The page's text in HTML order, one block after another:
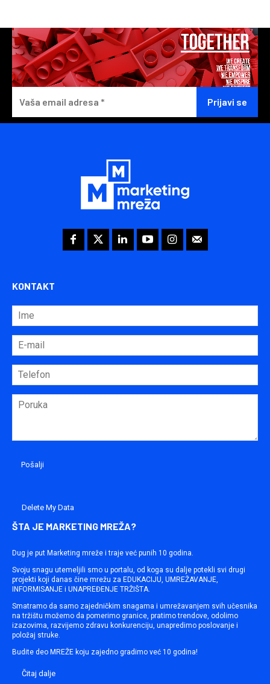
KONTAKT
Delete My Data
ŠTA JE MARKETING MREŽA?
Dug je put Marketing mreže i traje već punih 10 godina.
Svoju snagu utemeljili smo u portalu, od koga su dalje potekli svi drugi
projekti koji danas čine mrežu za EDUKACIJU, UMREŽAVANJE,
INFORMISANJE i UNAPREĐENJE TRŽIŠTA.
Smatramo da samo zajedničkim snagama i umrežavanjem svih učesnika
na tržištu možemo da pomerimo granice, pratimo trendove, odolimo
izazovima, razvijemo zdravu konkurenciju, unapredimo poslovanje i
položaj struke.
Budite deo MREŽE koju zajedno gradimo već 10 godina!
Čitaj dalje